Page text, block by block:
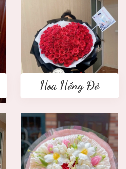
Hoa Hồng Đỏ